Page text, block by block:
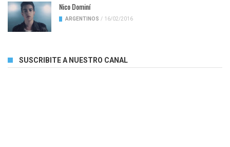
Nico Dominí
ARGENTINOS / 16/02/2016
SUSCRIBITE A NUESTRO CANAL